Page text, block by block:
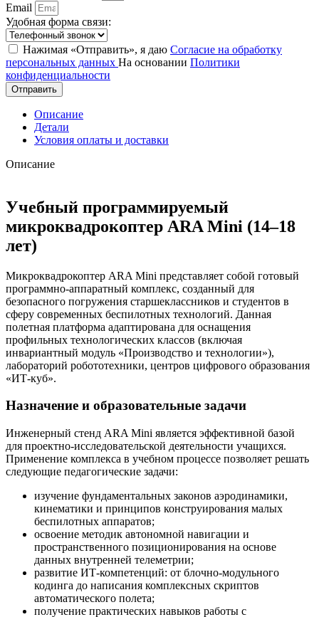
Email
Удобная форма связи:
Нажимая «Отправить», я даю Согласие на обработку
персональных данных На основании Политики
конфиденциальности
Отправить
Описание
Детали
Условия оплаты и доставки
Описание
Учебный программируемый
микроквадрокоптер ARA Mini (14–18
лет)
Микроквадрокоптер ARA Mini представляет собой готовый
программно-аппаратный комплекс, созданный для
безопасного погружения старшеклассников и студентов в
сферу современных беспилотных технологий. Данная
полетная платформа адаптирована для оснащения
профильных технологических классов (включая
инвариантный модуль «Производство и технологии»),
лабораторий робототехники, центров цифрового образования
«ИТ-куб».
Назначение и образовательные задачи
Инженерный стенд ARA Mini является эффективной базой
для проектно-исследовательской деятельности учащихся.
Применение комплекса в учебном процессе позволяет решать
следующие педагогические задачи:
изучение фундаментальных законов аэродинамики,
кинематики и принципов конструирования малых
беспилотных аппаратов;
освоение методик автономной навигации и
пространственного позиционирования на основе
данных внутренней телеметрии;
развитие ИТ-компетенций: от блочно-модульного
кодинга до написания комплексных скриптов
автоматического полета;
получение практических навыков работы с